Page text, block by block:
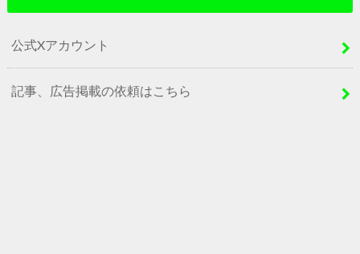
公式Xアカウント
記事、広告掲載の依頼はこちら